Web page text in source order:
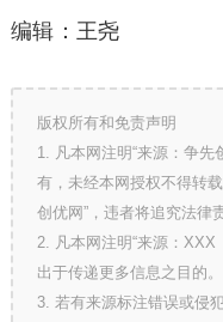
编辑：王尧
版权所有和免责声明
1. 凡本网注明“来源：争先
有，未经本网授权不得转
创优网”，违者将追究法律
2. 凡本网注明“来源：XXX
出于传递更多信息之目的。
3. 若有来源标注错误或侵